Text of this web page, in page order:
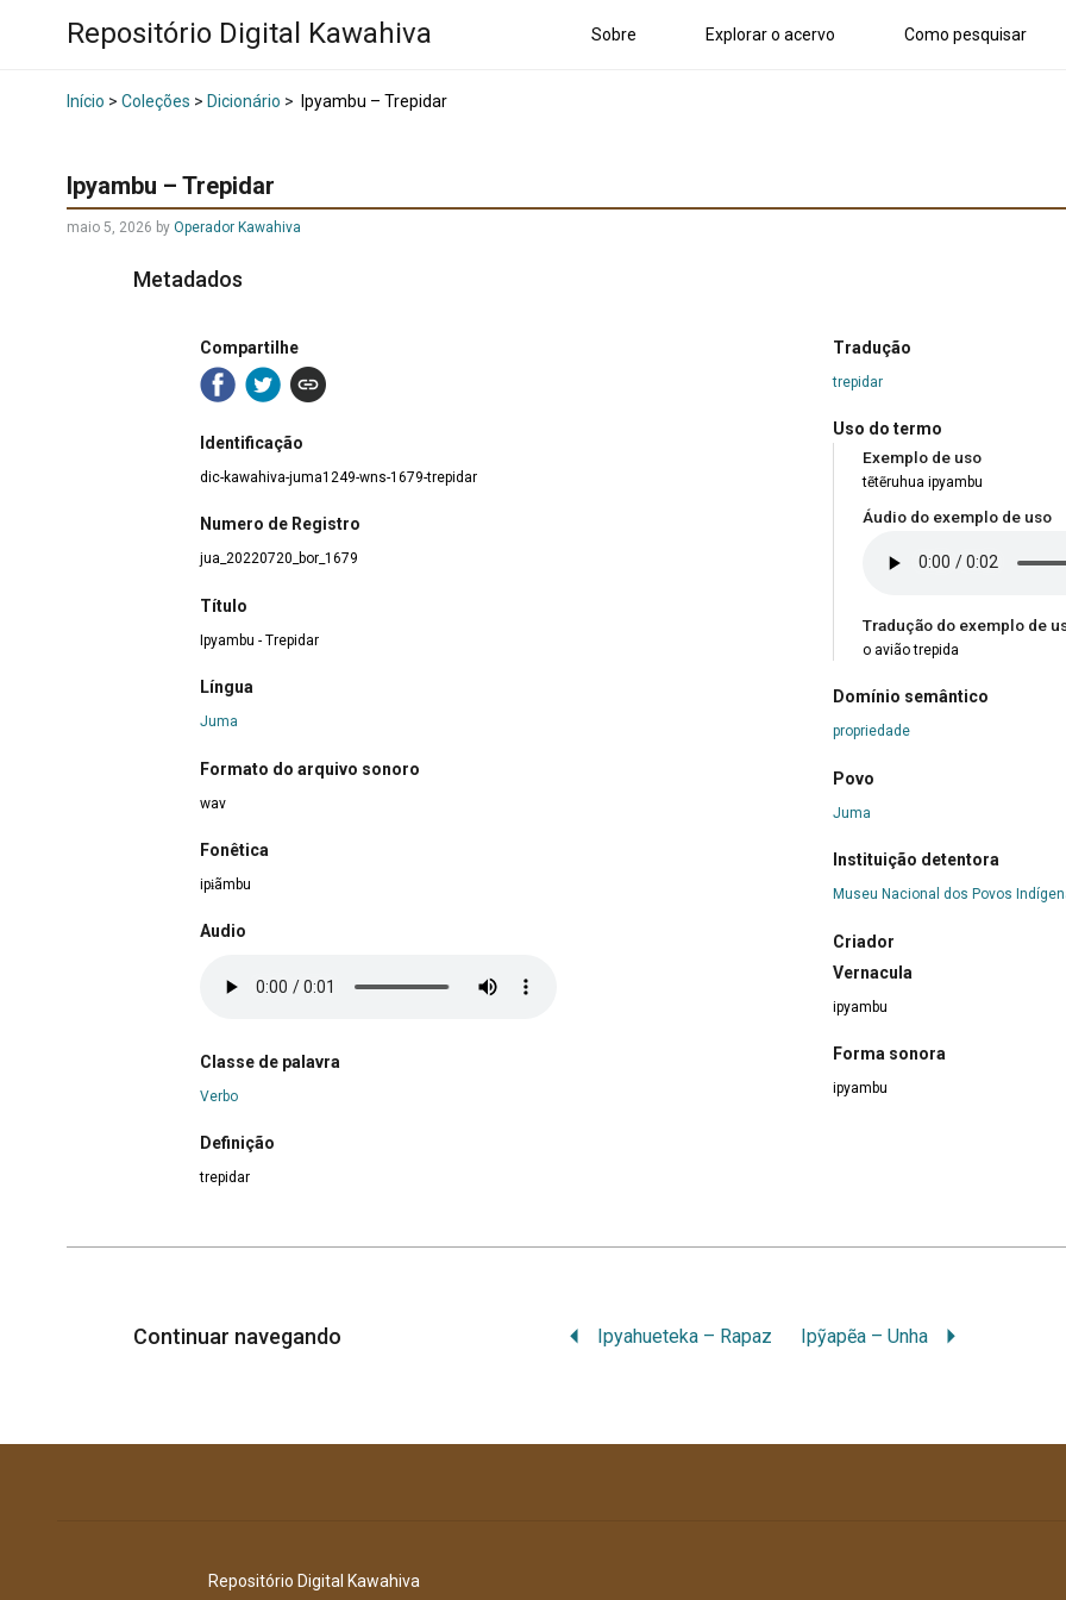
Repositório Digital Kawahiva Sobre Explorar o acervo Como pesquisar
Início > Coleções > Dicionário > Ipyambu – Trepidar
Ipyambu – Trepidar
maio 5, 2026 by Operador Kawahiva
Metadados
Compartilhe
Identificação
dic-kawahiva-juma1249-wns-1679-trepidar
Numero de Registro
jua_20220720_bor_1679
Título
Ipyambu - Trepidar
Língua
Juma
Formato do arquivo sonoro
wav
Fonêtica
ipɨãmbu
Audio
Classe de palavra
Verbo
Definição
trepidar
Tradução
trepidar
Uso do termo
Exemplo de uso
tẽtẽruhua ipyambu
Áudio do exemplo de uso
Tradução do exemplo de
o avião trepida
Domínio semântico
propriedade
Povo
Juma
Instituição detentora
Museu Nacional dos Povos
Criador
Vernacula
ipyambu
Forma sonora
ipyambu
Continuar navegando Ipyahueteka – Rapaz Ipỹapẽa – Unha
Repositório Digital Kawahiva